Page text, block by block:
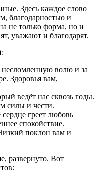
Здесь каждое слово
благодарностью и
не только форма, но и
уважают и благодарят.
несломленную волю и за
Здоровья вам,
ведёт нас сквозь годы.
силы и чести.
греет любовь
спокойствие.
поклон вам и
развернуто. Вот